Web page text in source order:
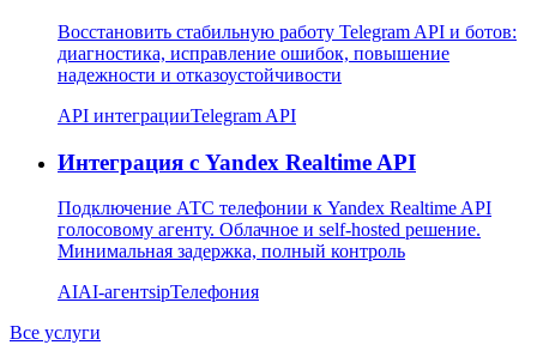
Восстановить стабильную работу Telegram API и ботов:
диагностика, исправление ошибок, повышение
надежности и отказоустойчивости
API интеграцииTelegram API
Интеграция с Yandex Realtime API
Подключение АТС телефонии к Yandex Realtime API
голосовому агенту. Облачное и self-hosted решение.
Минимальная задержка, полный контроль
AIAI-агентsipТелефония
Все услуги